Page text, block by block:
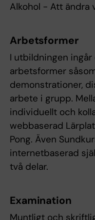
Alkohol - Att ändra
Arbetsformer
I utbildningen
arbetsformer
demonstrationer,
arbete i grupp.
individuellt och
webbaserad
Pong. Även
internetbaserad
två delar.
Examination
Muntligt och